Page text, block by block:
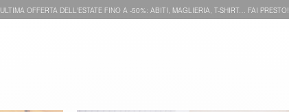
ULTIMA OFFERTA DELL'ESTATE FINO A -50%: ABITI, MAGLIERIA, T-SHIRT… FAI PRESTO!